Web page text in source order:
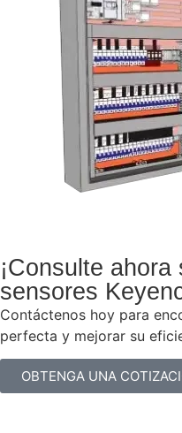
¡Consulte
sensores
Contáctenos hoy para
perfecta y mejorar su
OBTENGA UNA